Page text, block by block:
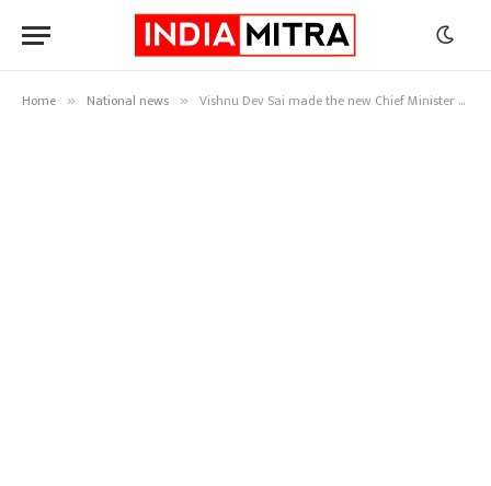
Home » National news » Vishnu Dev Sai made the new Chief Minister of Chattisgarh…